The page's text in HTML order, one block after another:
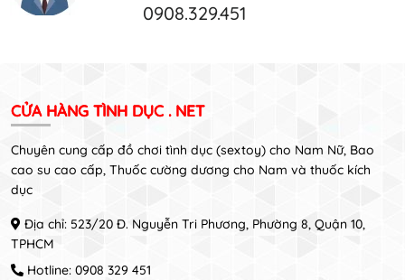
0908.329.451
CỬA HÀNG TÌNH DỤC . NET
Chuyên cung cấp đồ chơi tình dục (sextoy) cho Nam Nữ, Bao
cao su cao cấp, Thuốc cường dương cho Nam và thuốc kích
dục
Địa chỉ: 523/20 Đ. Nguyễn Tri Phương, Phường 8, Quận 10,
TPHCM
Hotline: 0908 329 451